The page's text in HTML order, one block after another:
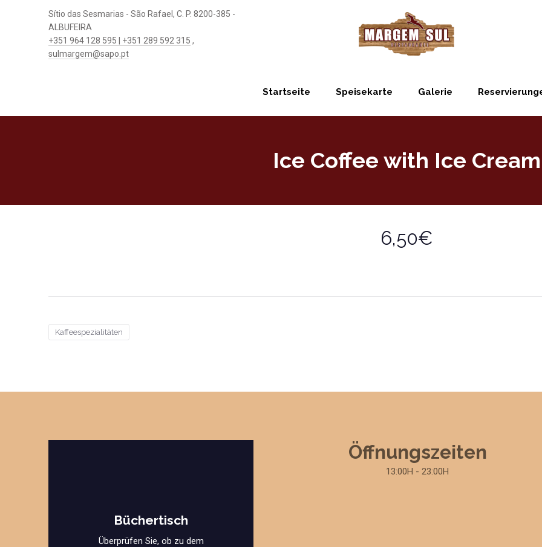
Sítio das Sesmarias - São Rafael, C. P. 8200-385 -
ALBUFEIRA
+351 964 128 595 | +351 289 592 315 ,
sulmargem@sapo.pt
Startseite Speisekarte Galerie
Ice Coffee with Ice Cream
6,50€
Kaffeespezialitäten
Büchertisch
Überprüfen Sie, ob zu dem
Öffnungszeiten
13:00H - 23:00H